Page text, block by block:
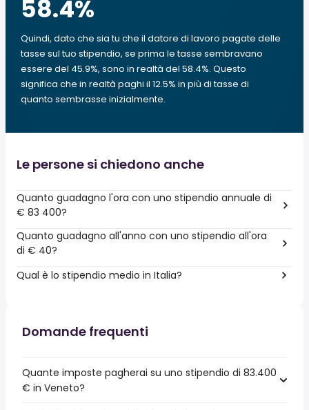
58.4%
Quindi, dato che sia tu che il datore di lavoro pagate delle
tasse sul tuo stipendio, se prima le tasse sembravano
essere del 45.9%, sono in realtà del 58.4%. Questo
significa che in realtà paghi il 12.5% in più di tasse di
quanto sembrasse inizialmente.
Le persone si chiedono anche
Quanto guadagno l'ora con uno stipendio annuale di
€ 83 400?
Quanto guadagno all'anno con uno stipendio all'ora
di € 40?
Qual è lo stipendio medio in Italia?
Domande frequenti
Quante imposte pagherai su uno stipendio di 83.400
€ in Veneto?